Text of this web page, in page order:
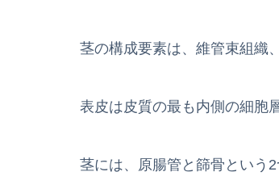
茎の構成要素は、維管束組織
表皮は皮質の最も内側の細胞
茎には、原腸管と篩骨という2